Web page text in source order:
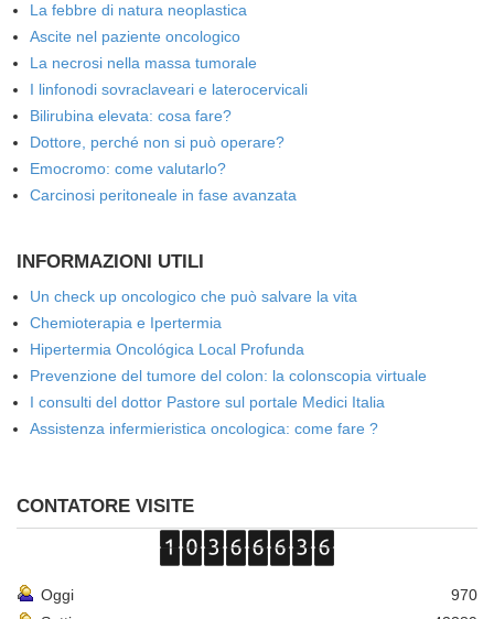
La febbre di natura neoplastica
Ascite nel paziente oncologico
La necrosi nella massa tumorale
I linfonodi sovraclaveari e laterocervicali
Bilirubina elevata: cosa fare?
Dottore, perché non si può operare?
Emocromo: come valutarlo?
Carcinosi peritoneale in fase avanzata
INFORMAZIONI UTILI
Un check up oncologico che può salvare la vita
Chemioterapia e Ipertermia
Hipertermia Oncológica Local Profunda
Prevenzione del tumore del colon: la colonscopia virtuale
I consulti del dottor Pastore sul portale Medici Italia
Assistenza infermieristica oncologica: come fare ?
CONTATORE VISITE
Oggi
970